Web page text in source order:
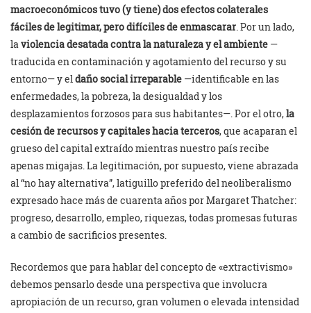
macroeconómicos tuvo (y tiene) dos efectos colaterales
fáciles de legitimar, pero difíciles de enmascarar. Por un lado,
laviolencia desatada contra la naturaleza y el ambiente —
traducida en contaminación y agotamiento del recurso y su
entorno— y eldaño social irreparable —identificable en las
enfermedades, la pobreza, la desigualdad y los
desplazamientos forzosos para sus habitantes—. Por el otro,la
cesión de recursos y capitales hacia terceros, que acaparan el
grueso del capital extraído mientras nuestro país recibe
apenas migajas. La legitimación, por supuesto, viene abrazada
al “no hay alternativa”, latiguillo preferido del neoliberalismo
expresado hace más de cuarenta años por Margaret Thatcher:
progreso, desarrollo, empleo, riquezas, todas promesas futuras
a cambio de sacrificios presentes.
Recordemos que para hablar del concepto de «extractivismo»
debemos pensarlo desde una perspectiva que involucra
apropiación de un recurso, gran volumen o elevada intensidad